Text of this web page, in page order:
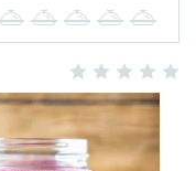
2 3 4
2 3 4